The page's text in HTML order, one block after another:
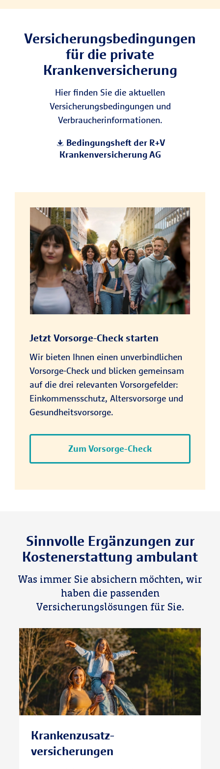
Versicherungs­bedingungen
für die private
Krankenversicherung
Hier finden Sie die aktuellen
Versicherungsbedingungen und
Verbraucherinformationen.
Bedingungsheft der R+V
Krankenversicherung AG
Jetzt Vorsorge-Check starten
Wir bieten Ihnen einen unverbindlichen
Vorsorge-Check und blicken gemeinsam
auf die drei relevanten Vorsorgefelder:
Einkommensschutz, Altersvorsorge und
Gesundheitsvorsorge.
Zum Vorsorge-Check
Sinnvolle Ergänzungen zur
Kostenerstattung ambulant
Was immer Sie absichern möchten, wir
haben die passenden
Versicherungslösungen für Sie.
Kranken­zusatz­
versicherungen